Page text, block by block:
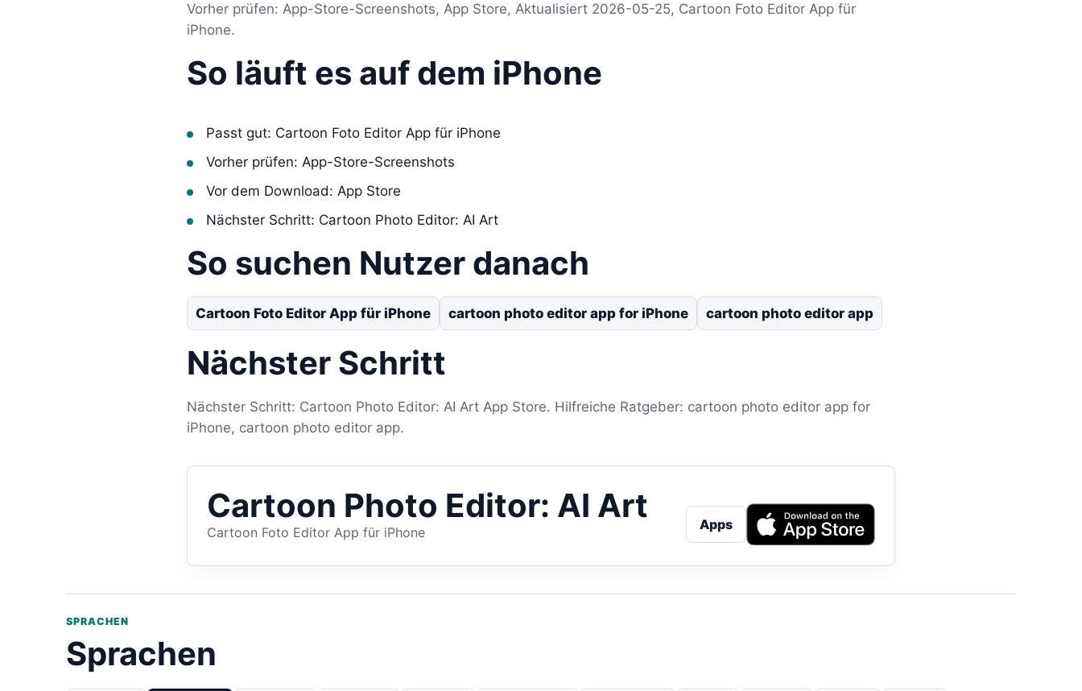
Vorher prüfen: App-Store-Screenshots, App Store, Aktualisiert 2026-05-25, Cartoon Foto Editor App für
iPhone.
So läuft es auf dem iPhone
Passt gut: Cartoon Foto Editor App für iPhone
Vorher prüfen: App-Store-Screenshots
Vor dem Download: App Store
Nächster Schritt: Cartoon Photo Editor: AI Art
So suchen Nutzer danach
Cartoon Foto Editor App für iPhone cartoon photo editor app for iPhone cartoon photo editor app
Nächster Schritt
Nächster Schritt: Cartoon Photo Editor: AI Art App Store. Hilfreiche Ratgeber: cartoon photo editor app for
iPhone, cartoon photo editor app.
Cartoon Photo Editor: AI Art
Cartoon Foto Editor App für iPhone Apps
SPRACHEN
Sprachen